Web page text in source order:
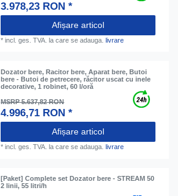
3.978,23 RON *
Afișare articol
*incl. ges. TVA. la care se adauga. livrare
Dozator bere, Racitor bere, Aparat bere, Butoi
bere - Butoi de petrecere, răcitor uscat cu inele
decorative, 1 robinet, 60 l/oră
MSRP 5.637,82 RON
4.996,71 RON *
Afișare articol
*incl. ges. TVA. la care se adauga. livrare
[Paket] Complete set Dozator bere - STREAM 50
2 linii, 55 litri/h